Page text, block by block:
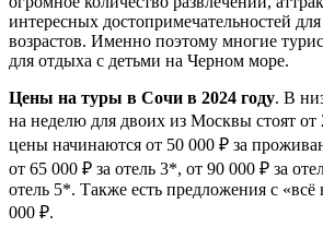
интересных достопримечательностей для
возрастов. Именно поэтому многие
для отдыха с детьми на Черном море.
Цены на туры в Сочи в 2024 году. В
на неделю для двоих из Москвы стоят
цены начинаются от 50 000 ₽ за
от 65 000 ₽ за отель 3*, от 90 000 ₽ за
отель 5*. Также есть предложения с
000 ₽.